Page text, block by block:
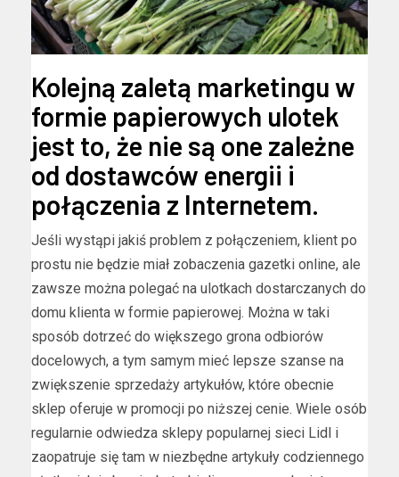
Kolejną zaletą marketingu w
formie papierowych ulotek
jest to, że nie są one zależne
od dostawców energii i
połączenia z Internetem.
Jeśli wystąpi jakiś problem z połączeniem, klient po
prostu nie będzie miał zobaczenia gazetki online, ale
zawsze można polegać na ulotkach dostarczanych do
domu klienta w formie papierowej. Można w taki
sposób dotrzeć do większego grona odbiorów
docelowych, a tym samym mieć lepsze szanse na
zwiększenie sprzedaży artykułów, które obecnie
sklep oferuje w promocji po niższej cenie. Wiele osób
regularnie odwiedza sklepy popularnej sieci Lidl i
zaopatruje się tam w niezbędne artykuły codziennego